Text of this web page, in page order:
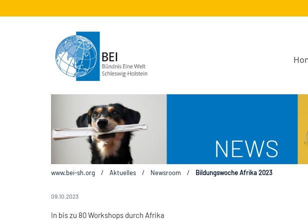
www.bei-sh.org / Aktuelles / Newsroom / Bildungswoche Afrika 2023
09.10.2023
In bis zu 80 Workshops durch Afrika